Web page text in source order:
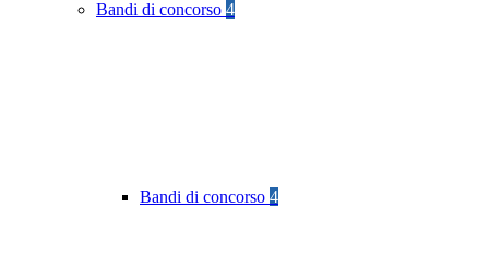
Bandi di concorso 4
Bandi di concorso 4